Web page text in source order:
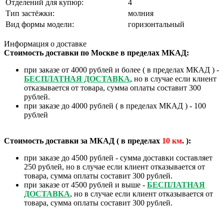
Отделений для купюр:
4
Тип застёжки:
молния
Вид формы модели:
горизонтальный
Информация о доставке
Стоимость доставки по Москве в пределах МКАД:
при заказе от 4000 рублей и более ( в пределах МКАД ) -
БЕСПЛАТНАЯ ДОСТАВКА, но в случае если клиент
отказывается от товара, сумма оплаты составит 300
рублей.
при заказе до 4000 рублей ( в пределах МКАД ) - 100
рублей
Стоимость доставки за МКАД ( в пределах 10 км. ):
при заказе до 4500 рублей - сумма доставки составляет
250 рублей, но в случае если клиент отказывается от
товара, сумма оплаты составит 300 рублей.
при заказе от 4500 рублей и выше - БЕСПЛАТНАЯ
ДОСТАВКА, но в случае если клиент отказывается от
товара, сумма оплаты составит 300 рублей.